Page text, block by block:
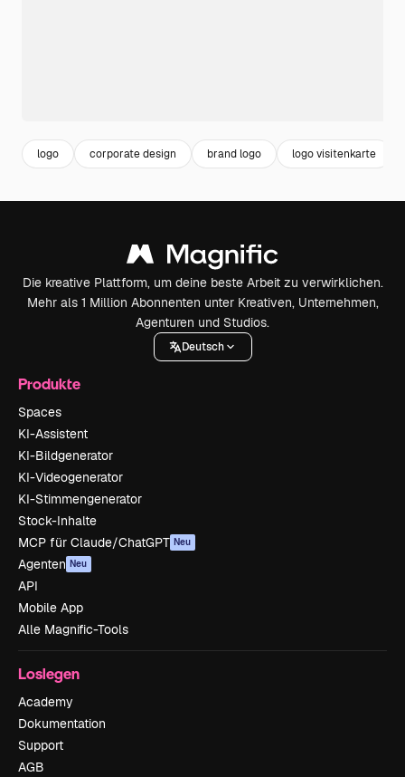
logo corporate design brand logo logo visitenkarte
Die kreative Plattform, um deine beste Arbeit zu verwirklichen.
Mehr als 1 Million Abonnenten unter Kreativen, Unternehmen,
Agenturen und Studios.
Deutsch
Produkte
Spaces
KI-Assistent
KI-Bildgenerator
KI-Videogenerator
KI-Stimmengenerator
Stock-Inhalte
MCP für Claude/ChatGPT Neu
Agenten Neu
API
Mobile App
Alle Magnific-Tools
Loslegen
Academy
Dokumentation
Support
AGB